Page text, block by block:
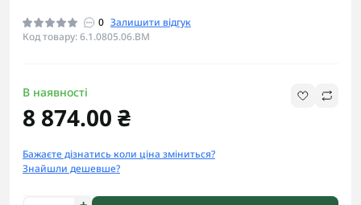
0 Залишити відгук
Код товару: 6.1.0805.06.BM
В наявності
8 874.00 ₴
Бажаєте дізнатись коли ціна зміниться?
Знайшли дешевше?